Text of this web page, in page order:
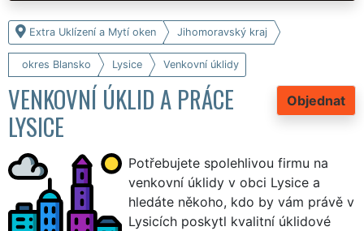
Extra Uklízení a Mytí oken Jihomoravský kraj
okres Blansko Lysice Venkovní úklidy
Objednat
VENKOVNÍ ÚKLID A PRÁCE
LYSICE
Potřebujete spolehlivou firmu na
venkovní úklidy v obci Lysice a
hledáte někoho, kdo by vám právě v
Lysicích poskytl kvalitní úklidové